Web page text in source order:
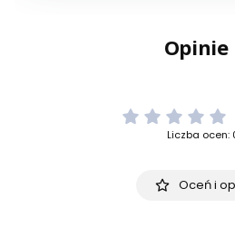
Opinie
Liczba ocen:
Oceń i